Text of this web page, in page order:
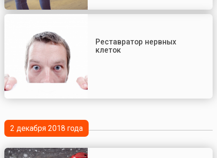
Реставратор нервных
клеток
2 декабря 2018 года